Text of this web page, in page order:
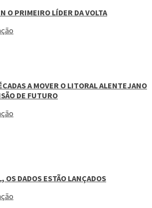
O PRIMEIRO LÍDER DA VOLTA
A MOVER O LITORAL ALENTEJANO
DE FUTURO
OS DADOS ESTÃO LANÇADOS